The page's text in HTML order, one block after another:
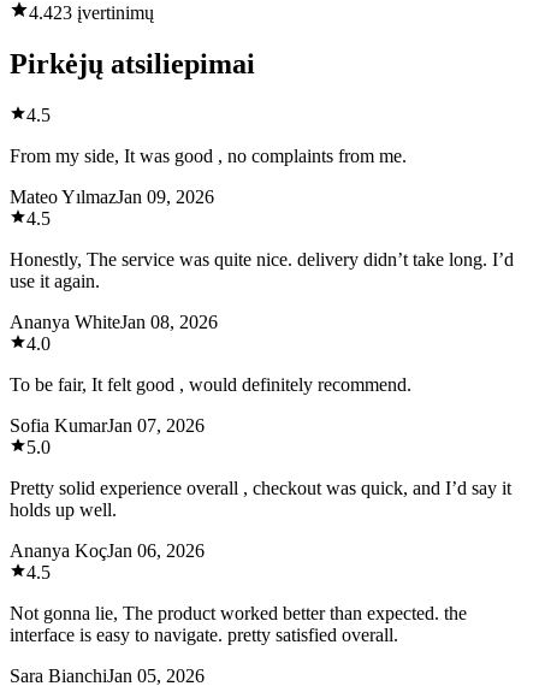
4.423 įvertinimų
Pirkėjų atsiliepimai
4.5
From my side, It was good , no complaints from me.
Mateo YılmazJan 09, 2026
4.5
Honestly, The service was quite nice. delivery didn’t take long. I’d
use it again.
Ananya WhiteJan 08, 2026
4.0
To be fair, It felt good , would definitely recommend.
Sofia KumarJan 07, 2026
5.0
Pretty solid experience overall , checkout was quick, and I’d say it
holds up well.
Ananya KoçJan 06, 2026
4.5
Not gonna lie, The product worked better than expected. the
interface is easy to navigate. pretty satisfied overall.
Sara BianchiJan 05, 2026